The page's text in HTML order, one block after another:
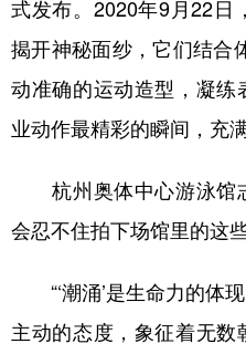
式发布。2020年9月22日
揭开神秘面纱，它们结合
动准确的运动造型，凝
业动作最精彩的瞬间，充
杭州奥体中心游泳馆
会忍不住拍下场馆里的这些
“‘潮涌’是生命力的体
主动的态度，象征着无